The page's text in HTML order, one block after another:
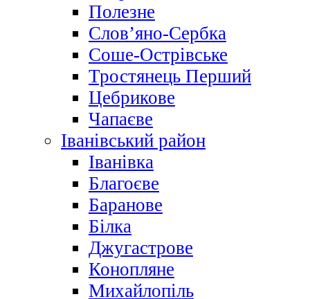
Полезне
Слов’яно-Сербка
Соше-Острівське
Тростянець Перший
Цебрикове
Чапаєве
Іванівський район
Іванівка
Благоєве
Баранове
Білка
Джугастрове
Конопляне
Михайлопіль